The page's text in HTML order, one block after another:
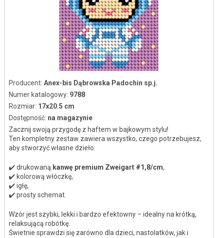
Producent: Anex-bis Dąbrowska Padochin sp.j.
Numer katalogowy: 9788
Rozmiar: 17x20.5 cm
Dostępność: na magazynie
Zacznij swoją przygodę z haftem w bajkowym stylu!
Ten kompletny zestaw zawiera wszystko, czego potrzebujesz,
aby stworzyć własne dzieło:
✔️ drukowaną kanwę premium Zweigart #1,8/cm,
✔️ kolorową włóczkę,
✔️ igłę,
✔️ prosty schemat.
Wzór jest szybki, lekki i bardzo efektowny – idealny na krótką,
relaksującą robótkę.
Świetnie sprawdzi się zarówno dla dzieci, nastolatków, jak i